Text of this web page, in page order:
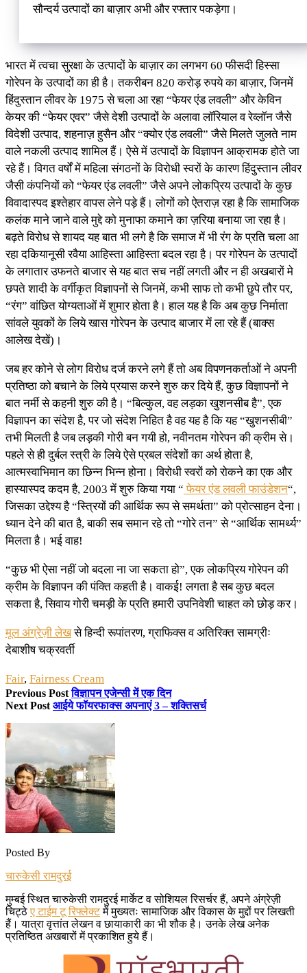
सौन्दर्य उत्पादों का बाज़ार अभी और रफ्तार पकड़ेगा।
भारत में त्वचा सुरक्षा के उत्पादों के बाज़ार का लगभग 60 फीसदी हिस्सा
गोरेपन के उत्पादों का ही है। तकरीबन 820 करोड़ रुपये का बाज़ार, जिनमें
हिंदुस्तान लीवर के 1975 से चला आ रहा “फेयर एंड लवली” और केविन
केयर की “फेयर एवर” जैसे देशी उत्पादों के अलावा लॉरियाल व रेव्लॉन जैसे
विदेशी उत्पाद, शहनाज़ हुसैन और “क्योर एंड लवली” जैसे मिलते जुलते नाम
वाले नकली उत्पाद शामिल हैं। ऐसे में उत्पादों के विज्ञापन आक्रामक होते जा
रहे हैं। विगत वर्षों में महिला संगठनों के विरोधी स्वरों के कारण हिंदुस्तान लीवर
जैसी कंपनियों को “फेयर एंड लवली” जैसे अपने लोकप्रिय उत्पादों के कुछ
विवादास्पद इश्तेहार वापस लेने पड़े हैं। लोगों को ऐतराज़ रहा है कि सामाजिक
कलंक माने जाने वाले मुद्दे को मुनाफा कमाने का ज़रिया बनाया जा रहा है।
बढ़ते विरोध से शायद यह बात भी लगे है कि समाज में भी रंग के प्रति चला आ
रहा दकियानूसी रवैया आहिस्ता आहिस्ता बदल रहा है। पर गोरेपन के उत्पादों
के लगातार उफनते बाजार से यह बात सच नहीं लगती और न ही अखबारों मे
छपते शादी के वर्गीकृत विज्ञापनों से जिनमें, कभी साफ तो कभी छुपे तौर पर,
“रंग” वांछित योग्यताओं में शुमार होता है। हाल यह है कि अब कुछ निर्माता
सांवले युवकों के लिये खास गोरेपन के उत्पाद बाजार में ला रहे हैं (बाक्स
आलेख देखें)।
जब हर कोने से लोग विरोध दर्ज करने लगे हैं तो अब विपणनकर्ताओं ने अपनी
प्रतिष्ठा को बचाने के लिये प्रयास करने शुरु कर दिये हैं, कुछ विज्ञापनों ने
बात नर्मी से कहनी शुरु की है। “बिल्कुल, वह लड़का खुशनसीब है”, एक
विज्ञापन का संदेश है, पर जो संदेश निहित है वह यह है कि यह “खुशनसीबी”
तभी मिलती है जब लड़की गोरी बन गयी हो, नवीनतम गोरेपन की क्रीम से।
पहले से ही दुर्बल स्त्री के लिये ऐसे प्रबल संदेशों का अर्थ होता है,
आत्मस्वाभिमान का छिन्न भिन्न होना। विरोधी स्वरों को रोकने का एक और
हास्यास्पद कदम है, 2003 में शुरु किया गया “ फेयर एंड लवली फाउंडेशन“,
जिसका उद्देश्य है “स्त्रियों की आर्थिक रूप से समर्थता” को प्रोत्साहन देना।
ध्यान देने की बात है, बाकी सब समान रहे तो “गोरे तन” से “आर्थिक सामर्थ्य”
मिलता है। भई वाह!
“कुछ भी ऐसा नहीं जो बदला ना जा सकता हो”, एक लोकप्रिय गोरेपन की
क्रीम के विज्ञापन की पंक्ति कहती है। वाकई! लगता है सब कुछ बदल
सकता है, सिवाय गोरी चमड़ी के प्रति हमारी उपनिवेशी चाहत को छोड़ कर।
मूल अंग्रेज़ी लेखसे हिन्दी रूपांतरण, ग्राफिक्स व अतिरिक्त सामग्रीः
देबाशीष चक्रवर्ती
Fair, Fairness Cream
Previous Post विज्ञापन एजेन्सी में एक दिन
Next Post आईये फॉयरफाक्स अपनाएं 3 – शक्तिसर्च
Posted By
चारुकेसी रामदुरई
मुम्बई स्थित चारुकेसी रामदुरई मार्केट व सोशियल रिसर्चर हैं, अपने अंग्रेज़ी
चिट्ठेए टाईम टू रिफ्लेक्टमें मुख्यतः सामाजिक और विकास के मुद्दों पर लिखती
हैं। यात्रा वृत्तांत लेखन व छायाकारी का भी शौक है। उनके लेख अनेक
प्रतिष्ठित अखबारों में प्रकाशित हुये हैं।